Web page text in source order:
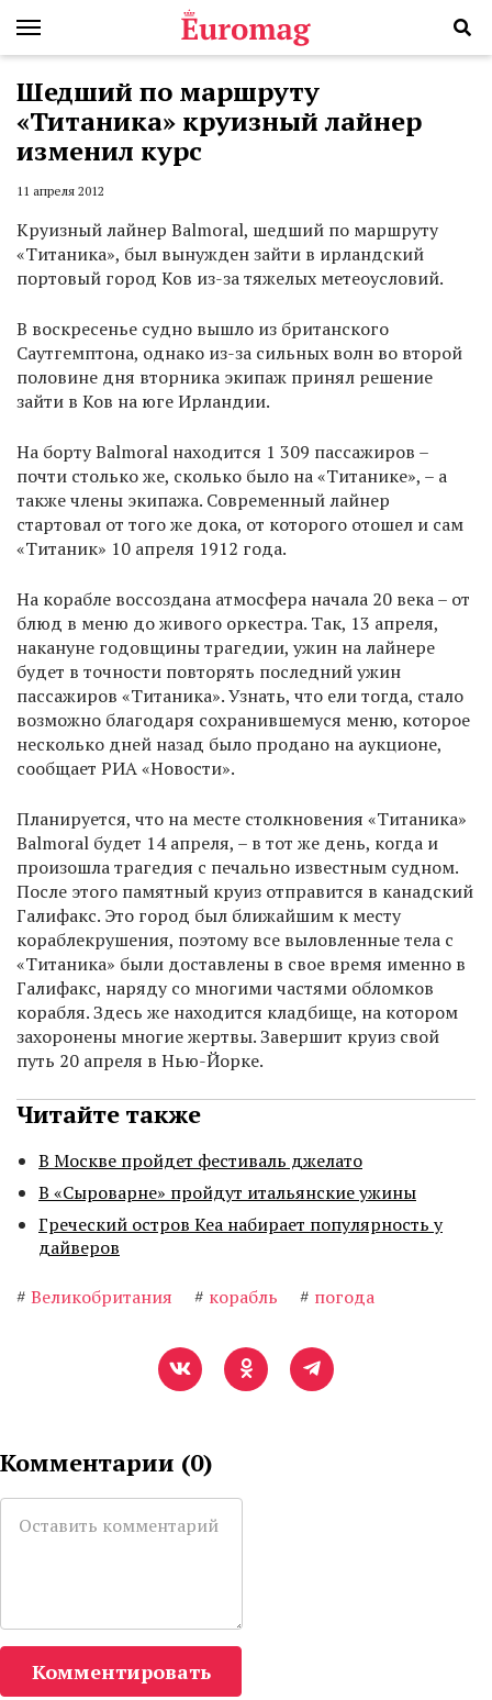
Шедший по маршруту
«Титаника» круизный лайнер
изменил курс
11 апреля 2012
Круизный лайнер Balmoral, шедший по маршруту
«Титаника», был вынужден зайти в ирландский
портовый город Ков из-за тяжелых метеоусловий.
В воскресенье судно вышло из британского
Саутгемптона, однако из-за сильных волн во второй
половине дня вторника экипаж принял решение
зайти в Ков на юге Ирландии.
На борту Balmoral находится 1 309 пассажиров –
почти столько же, сколько было на «Титанике», – а
также члены экипажа. Современный лайнер
стартовал от того же дока, от которого отошел и сам
«Титаник» 10 апреля 1912 года.
На корабле воссоздана атмосфера начала 20 века – от
блюд в меню до живого оркестра. Так, 13 апреля,
накануне годовщины трагедии, ужин на лайнере
будет в точности повторять последний ужин
пассажиров «Титаника». Узнать, что ели тогда, стало
возможно благодаря сохранившемуся меню, которое
несколько дней назад было продано на аукционе,
сообщает РИА «Новости».
Планируется, что на месте столкновения «Титаника»
Balmoral будет 14 апреля, – в тот же день, когда и
произошла трагедия с печально известным судном.
После этого памятный круиз отправится в канадский
Галифакс. Это город был ближайшим к месту
кораблекрушения, поэтому все выловленные тела с
«Титаника» были доставлены в свое время именно в
Галифакс, наряду со многими частями обломков
корабля. Здесь же находится кладбище, на котором
захоронены многие жертвы. Завершит круиз свой
путь 20 апреля в Нью-Йорке.
Читайте также
В Москве пройдет фестиваль джелато
В «Сыроварне» пройдут итальянские ужины
Греческий остров Кеа набирает популярность у
дайверов
# Великобритания # корабль # погода
Комментарии (0)
Комментировать